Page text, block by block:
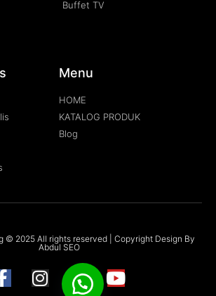
Buffet TV
Menu
HOME
KATALOG PRODUK
Blog
© 2025 All rights reserved | Copyright Design By
Abdul SEO